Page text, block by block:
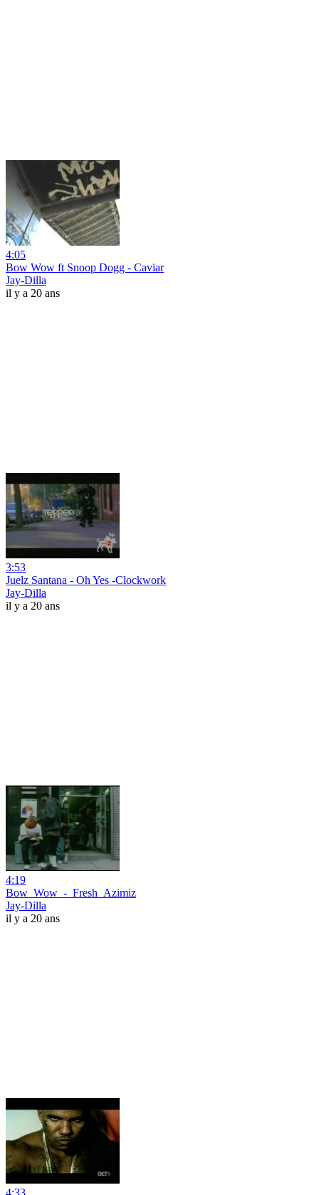
4:05
Bow Wow ft Snoop Dogg - Caviar
Jay-Dilla
il y a 20 ans
3:53
Juelz Santana - Oh Yes -Clockwork
Jay-Dilla
il y a 20 ans
4:19
Bow_Wow_-_Fresh_Azimiz
Jay-Dilla
il y a 20 ans